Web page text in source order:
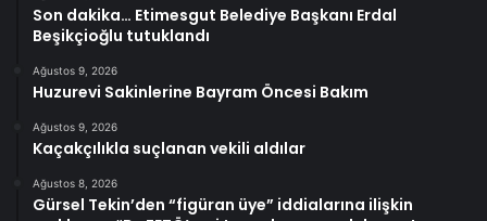
Son dakika… Etimesgut Belediye Başkanı Erdal
Beşikçioğlu tutuklandı
Ağustos 9, 2026
Huzurevi Sakinlerine Bayram Öncesi Bakım
Ağustos 9, 2026
Kaçakçılıkla suçlanan vekili aldılar
Ağustos 8, 2026
Gürsel Tekin’den “figüran üye” iddialarına ilişkin